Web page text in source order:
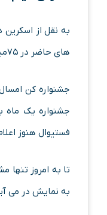
های حاضر در ۷۵مین دوره جشنواره «کن» رونمایی کردند.
فستیوال هنوز
تا به امروز تنها
به نمایش در می